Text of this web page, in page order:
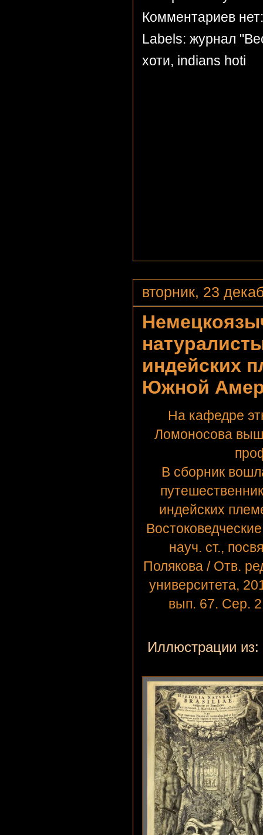
Комментариев
Labels: журнал
хоти, indians hoti
вторник, 23
индейских
Южной
На кафедре
Ломоносова
В сборник
индейских
науч. ст.,
Полякова / Отв.
университета,
вып. 67. Сер.
Иллюстрации